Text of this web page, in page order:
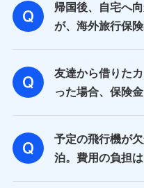
帰国後、自宅へ
が、海外旅行保
友達から借りた
った場合、保険
予定の飛行機が
泊。費用の負担